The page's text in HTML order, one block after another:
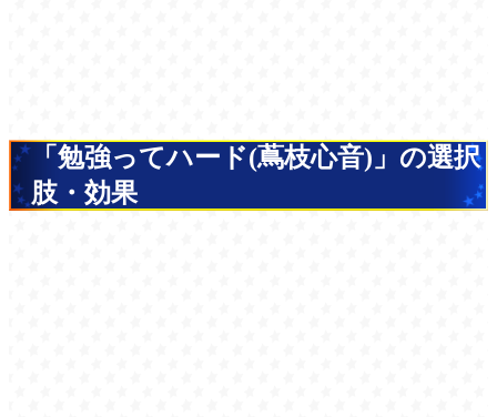
「勉強ってハード(蔦枝心音)」の選択
肢・効果